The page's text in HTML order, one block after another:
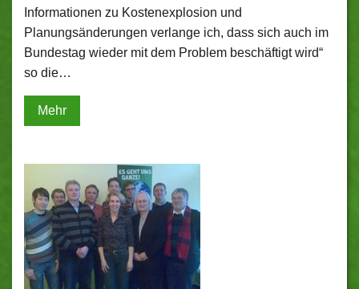
Informationen zu Kostenexplosion und
Planungsänderungen verlange ich, dass sich auch im
Bundestag wieder mit dem Problem beschäftigt wird“
so die…
Mehr